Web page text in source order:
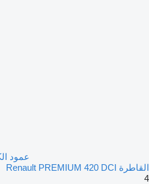
القاطرة Renault PREMIUM 420 DCI
4